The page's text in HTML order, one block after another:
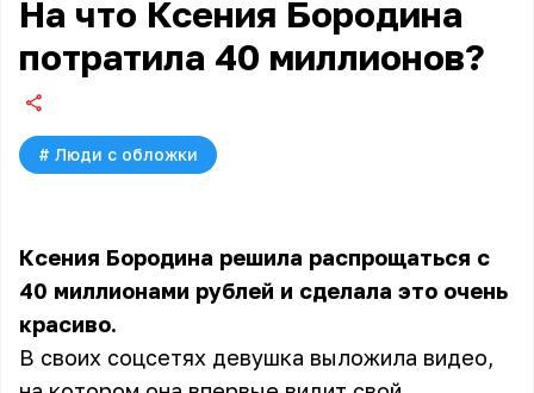
На что Ксения Бородина
потратила 40 миллионов?
# Люди с обложки
Ксения Бородина решила распрощаться с
40 миллионами рублей и сделала это очень
красиво.
В своих соцсетях девушка выложила видео,